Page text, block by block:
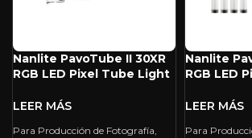
Nanlite PavoTube II 30XR
RGB LED Pixel Tube Light
Para Producción de Fotografía,
Nanlite
RGB LED
Para